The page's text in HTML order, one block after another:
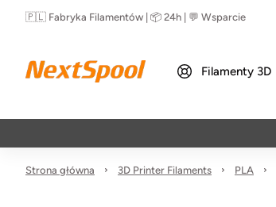
🇵🇱 Fabryka Filamentów | 📦 24h | 💬 Wsparcie
Filamenty 3D
Strona główna 3D Printer Filaments PLA